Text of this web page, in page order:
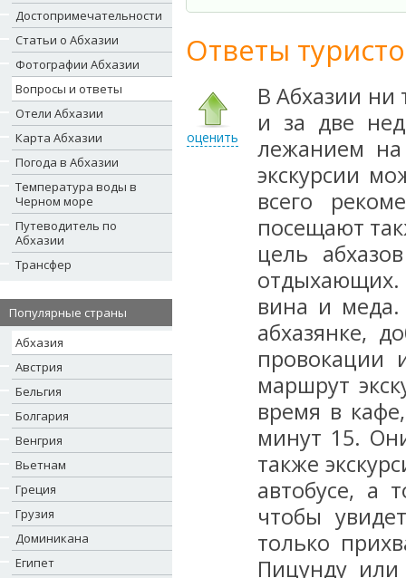
Достопримечательности
Статьи о Абхазии
Фотографии Абхазии
Вопросы и ответы
Отели Абхазии
Карта Абхазии
Погода в Абхазии
Температура воды в
Черном море
Путеводитель по
Абхазии
Трансфер
Популярные страны
Абхазия
Австрия
Бельгия
Болгария
Венгрия
Вьетнам
Греция
Грузия
Доминикана
Египет
Ответы
оценить
В Абхазии ни
и за две
лежанием
экскурсии
всего
посещают
цель
отдыхающих.
вина и меда.
абхазянке,
провокации
маршрут
время в
минут 15.
также
автобусе, а
чтобы
только
Пицунду